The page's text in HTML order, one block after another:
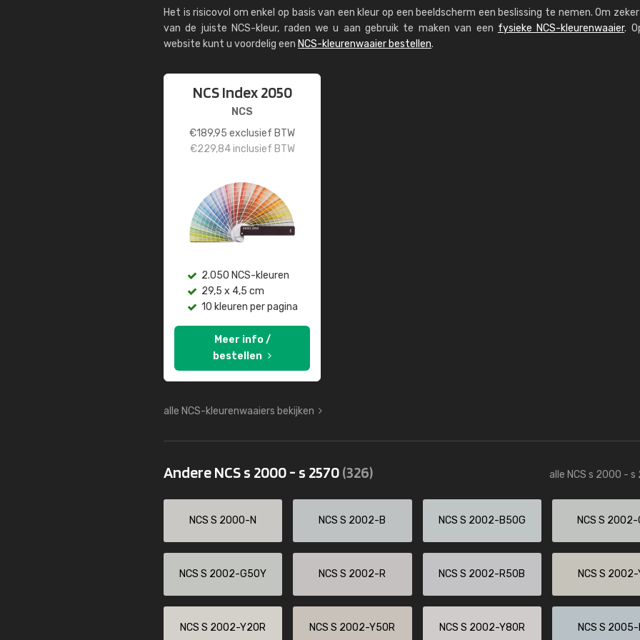
Het is risicovol om enkel op basis van een kleur op een beeldscherm een beslissing te nemen. Om
van de juiste NCS-kleur, raden we u aan gebruik te maken van een fysieke NCS-kleurenwaaier.
website kunt u voordelig een NCS-kleurenwaaier bestellen.
NCS Index 2050
NCS
€189,95 exclusief BTW
€229,84inclusief BTW
2.050 NCS-kleuren
29,5 x 4,5 cm
10 kleuren per pagina
Meer info /
bestellen
alle NCS-kleurenwaaiers bekijken
Andere NCS s 2000 - s 2570(326) alle NCS s 2000 - s
NCS S 2000-N NCS S 2002-B NCS S 2002-B50G NCS S 2002-
NCS S 2002-G50Y NCS S 2002-R NCS S 2002-R50B NCS S 2002-
NCS S 2002-Y20R NCS S 2002-Y50R NCS S 2002-Y80R NCS S 2005-